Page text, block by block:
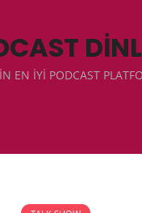
EN İYİ PODCAST